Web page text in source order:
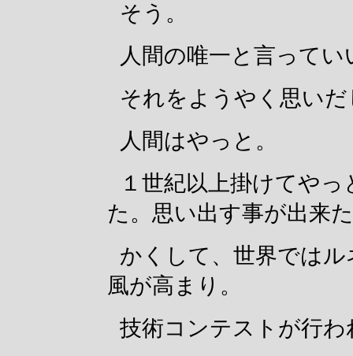
そう。
人間の唯一と言って
それをようやく思い
人間はやっと。
１世紀以上掛けてや
た。思い出す事が出来
かくして、世界では
風が高まり。
技術コンテストが行わ